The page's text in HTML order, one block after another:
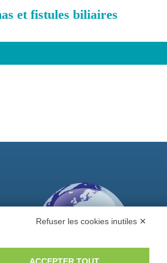
et fistules biliaires
Refuser les cookies inutiles ✕
ACCEPTER TOUT